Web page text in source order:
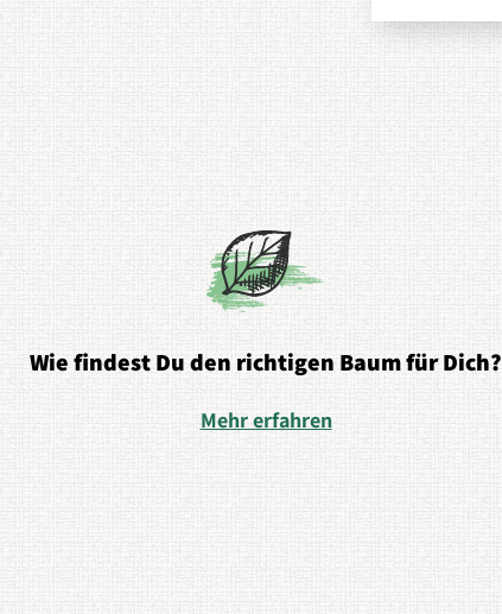
Wie findest Du den richtigen Baum für Dich?
Mehr erfahren